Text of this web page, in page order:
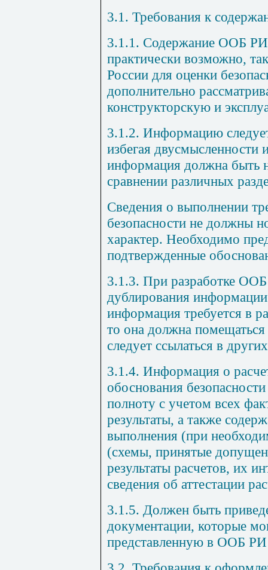
3.1. Требования к
3.1.1. Содержание ООБ РИ
практически возможно,
России для оценки
дополнительно
конструкторскую и
3.1.2. Информацию
избегая
информация должна быть
сравнении различных
Сведения о выполнении
безопасности не должны
характер. Необходимо
подтвержденные
3.1.3. При разработке ООБ
дублирования
информация требуется в
то она должна
следует ссылаться в
3.1.4. Информация о
обоснования
полноту с учетом всех
результаты, а также
выполнения (при
(схемы, принятые
результаты расчетов, их
сведения об аттестации
3.1.5. Должен быть
документации, которые
представленную в ООБ